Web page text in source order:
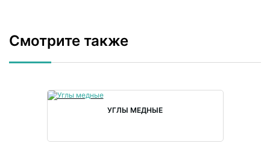
Смотрите также
УГЛЫ МЕДНЫЕ